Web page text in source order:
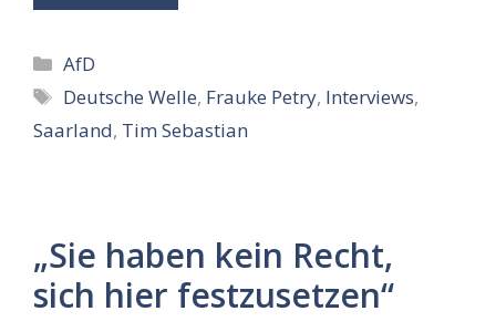
Kategorien
AfD
Schlagwörter
Deutsche Welle, Frauke Petry, Interviews,
Saarland, Tim Sebastian
„Sie haben kein Recht,
sich hier festzusetzen“